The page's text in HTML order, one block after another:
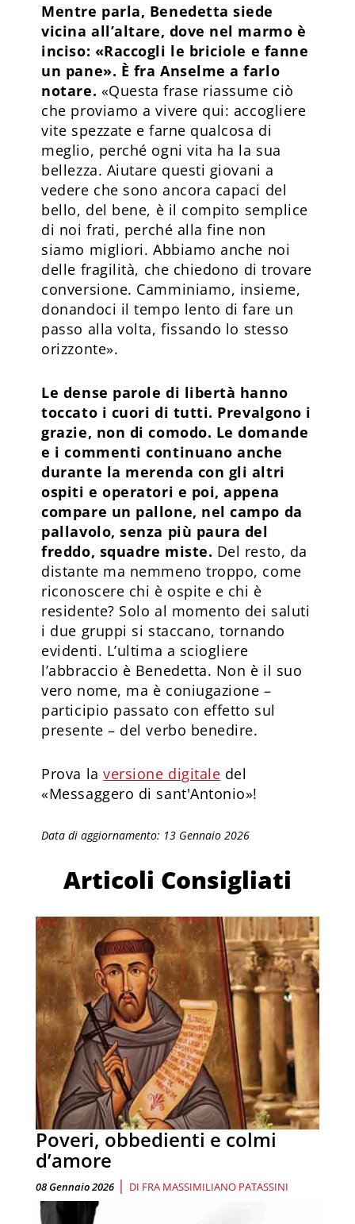
Mentre parla, Benedetta siede
vicina all’altare, dove nel marmo è
inciso: «Raccogli le briciole e fanne
un pane». È fra Anselme a farlo
notare. «Questa frase riassume ciò
che proviamo a vivere qui: accogliere
vite spezzate e farne qualcosa di
meglio, perché ogni vita ha la sua
bellezza. Aiutare questi giovani a
vedere che sono ancora capaci del
bello, del bene, è il compito semplice
di noi frati, perché alla fine non
siamo migliori. Abbiamo anche noi
delle fragilità, che chiedono di trovare
conversione. Camminiamo, insieme,
donandoci il tempo lento di fare un
passo alla volta, fissando lo stesso
orizzonte».
Le dense parole di libertà hanno
toccato i cuori di tutti. Prevalgono i
grazie, non di comodo. Le domande
e i commenti continuano anche
durante la merenda con gli altri
ospiti e operatori e poi, appena
compare un pallone, nel campo da
pallavolo, senza più paura del
freddo, squadre miste. Del resto, da
distante ma nemmeno troppo, come
riconoscere chi è ospite e chi è
residente? Solo al momento dei saluti
i due gruppi si staccano, tornando
evidenti. L’ultima a sciogliere
l’abbraccio è Benedetta. Non è il suo
vero nome, ma è coniugazione –
participio passato con effetto sul
presente – del verbo benedire.
Prova laversione digitale del
«Messaggero di sant'Antonio»!
Data di aggiornamento: 13 Gennaio 2026
Articoli Consigliati
Poveri, obbedienti e colmi
d’amore
08 Gennaio 2026 | DI FRA MASSIMILIANO PATASSINI